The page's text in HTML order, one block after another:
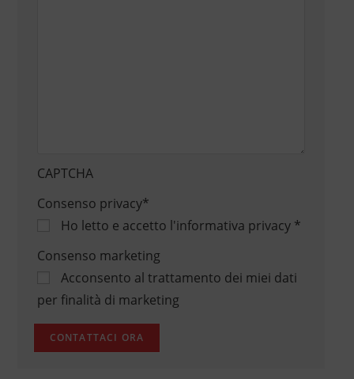
CAPTCHA
Consenso privacy*
Ho letto e accetto l'informativa privacy*
Consenso marketing
Acconsento al trattamento dei miei dati
per finalità di marketing